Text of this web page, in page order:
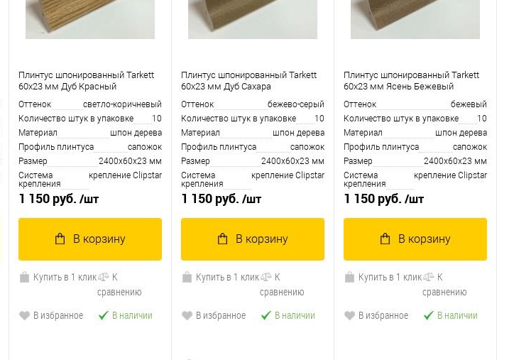
Плинтус шпонированный Tarkett
60x23 мм Дуб Красный
Оттенок
светло-коричневый
Количество штук в упаковке
10
Материал
шпон дерева
Профиль плинтуса
сапожoк
Размер
2400х60х23 мм
Система
крепления
крепление Clipstar
1 150 руб. /шт
В корзину
Купить в 1 клик
К
сравнению
В избранное
В наличии
Плинтус шпонированный Tarkett
60x23 мм Дуб Сахара
Оттенок
бежево-серый
Количество штук в упаковке
10
Материал
шпон дерева
Профиль плинтуса
сапожoк
Размер
2400х60х23 мм
Система
крепления
крепление Clipstar
1 150 руб. /шт
В корзину
Купить в 1 клик
К
сравнению
В избранное
В наличии
Плинтус шпонированный Tarkett
60x23 мм Ясень Бежевый
Оттенок
бежевый
Количество штук в упаковке
10
Материал
шпон дерева
Профиль плинтуса
сапожoк
Размер
2400х60х23 мм
Система
крепления
крепление Clipstar
1 150 руб. /шт
В корзину
Купить в 1 клик
К
сравнению
В избранное
В наличии